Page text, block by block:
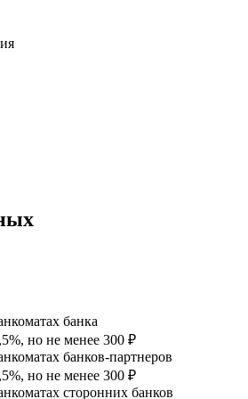
банка
но не менее 300 ₽
банков-партнеров
но не менее 300 ₽
сторонних банков